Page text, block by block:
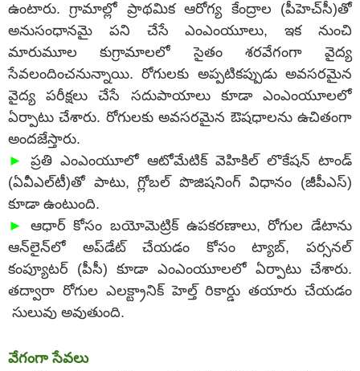
ఉంటారు. గ్రామాల్లో ప్రాథమిక ఆరోగ్య కేంద్రాల (పీహెచ్‌సీ)తో
అనుసంధానమై పని చేసే ఎంఎంయూలు, ఇక నుంచి
మారుమూల కుగ్రామాలలో సైతం శరవేగంగా వైద్య
సేవలందించనున్నాయి. రోగులకు అప్పటికప్పుడు అవసరమైన
వైద్య పరీక్షలు చేసే సదుపాయాలు కూడా ఎంఎంయూలలో
ఏర్పాటు చేశారు. రోగులకు అవసరమైన ఔషధాలను ఉచితంగా
అందజేస్తారు.
►
ప్రతి ఎంఎంయూలో ఆటోమేటిక్‌ వెహికిల్‌ లొకేషన్‌ టాండ్‌
(ఏవీఎల్‌టీ)తో పాటు, గ్లోబల్‌ పొజిషనింగ్‌ విధానం (జీపీఎస్‌)
కూడా ఉంటుంది.
►
ఆధార్‌ కోసం బయోమెట్రిక్‌ ఉపకరణాలు, రోగుల డేటాను
ఆన్‌లైన్‌లో అప్‌డేట్‌ చేయడం కోసం ట్యాబ్, పర్సనల్‌
కంప్యూటర్‌ (పీసీ) కూడా ఎంఎంయూలలో ఏర్పాటు చేశారు.
తద్వారా రోగుల ఎలక్ట్రానిక్‌ హెల్త్‌ రికార్డు తయారు చేయడం
సులువు అవుతుంది.
వేగంగా సేవలు